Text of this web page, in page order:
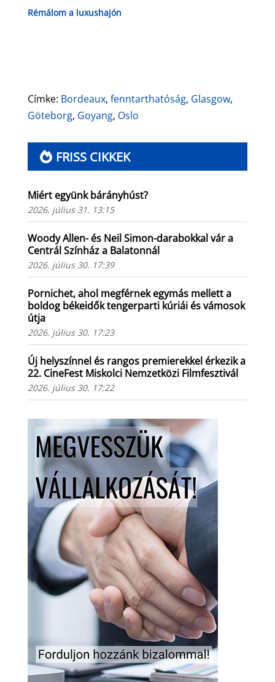
Rémálom a luxushajón
Címke: Bordeaux, fenntarthatóság, Glasgow,
Göteborg, Goyang, Oslo
FRISS CIKKEK
Miért együnk bárányhúst?
2026. július 31. 13:15
Woody Allen- és Neil Simon-darabokkal vár a
Centrál Színház a Balatonnál
2026. július 30. 17:39
Pornichet, ahol megférnek egymás mellett a
boldog békeidők tengerparti kúriái és vámosok
útja
2026. július 30. 17:23
Új helyszínnel és rangos premierekkel érkezik a
22. CineFest Miskolci Nemzetközi Filmfesztivál
2026. július 30. 17:22